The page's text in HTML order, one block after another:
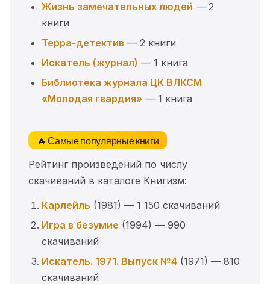
Жизнь замечательных людей — 2
книги
Терра-детектив — 2 книги
Искатель (журнал) — 1 книга
Библиотека журнала ЦК ВЛКСМ
«Молодая гвардия» — 1 книга
🔥 Самые популярные книги
Рейтинг произведений по числу
скачиваний в каталоге Книгизм:
Карлейль (1981) — 1 150 скачиваний
Игра в безумие (1994) — 990
скачиваний
Искатель. 1971. Выпуск №4 (1971) — 810
скачиваний